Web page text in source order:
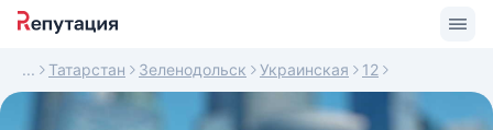
Татарстан Зеленодольск Украинская 12